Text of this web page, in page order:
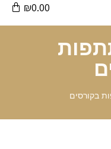
₪0.00
בקורסים